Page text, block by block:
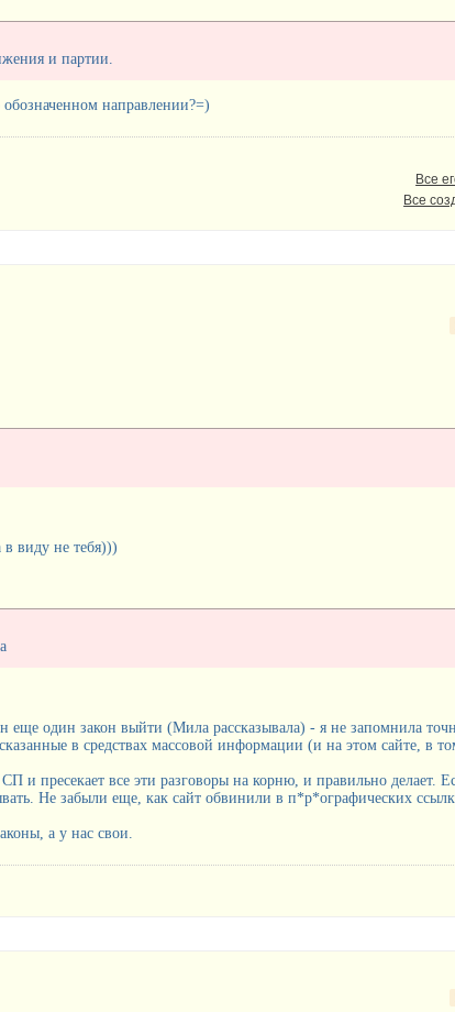
и партии.
направлении?=)
Все
Все
виду не тебя)))
еще один закон выйти (Мила рассказывала) - я не запомнила
в средствах массовой информации (и на этом сайте, в
и пресекает все эти разговоры на корню, и правильно делает.
Не забыли еще, как сайт обвинили в п*р*oграфических
а у нас свои.